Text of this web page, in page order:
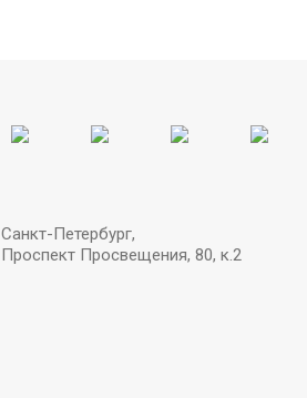
Санкт-Петербург,
Проспект Просвещения, 80, к.2